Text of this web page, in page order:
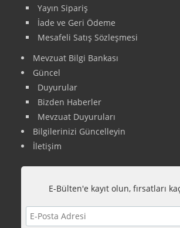
Yayın Sipariş
İade ve Geri Ödeme
Mesafeli Satış Sözleşmesi
Mevzuat Bilgi Bankası
Güncel
Duyurular
Bizden Haberler
Mevzuat Duyuruları
Bilgilerinizi Güncelleyin
İletişim
E-Bülten'e kayıt olun, fırsatları